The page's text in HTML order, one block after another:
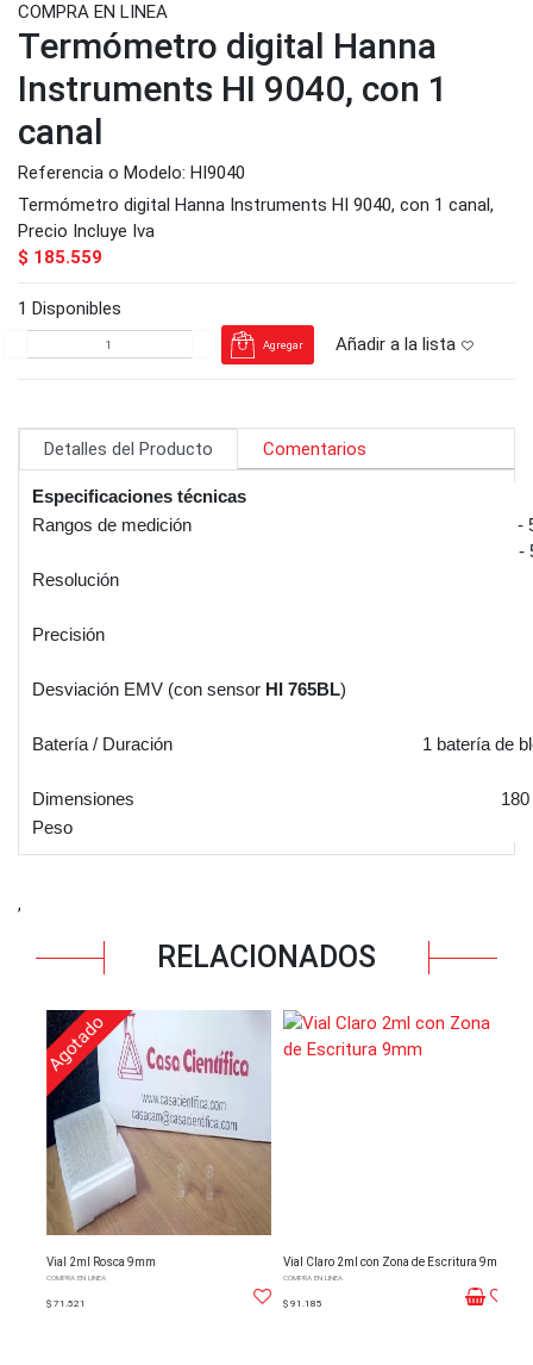
COMPRA EN LINEA
Termómetro digital Hanna
Instruments HI 9040, con 1
canal
Referencia o Modelo: HI9040
Termómetro digital Hanna Instruments HI 9040, con 1 canal,
Precio Incluye Iva
$ 185.559
1 Disponibles
Agregar Añadir a la lista
Detalles del Producto Comentarios
Especificaciones técnicas
Rangos de medición
-
-
Resolución
Precisión
Desviación EMV (con sensor HI 765BL)
Batería / Duración 1 batería de
Dimensiones
Peso
,
RELACIONADOS
Agotado
Vial 2ml Rosca 9mm
COMPRA EN LINEA
$ 71.521
Vial Claro 2ml con Zona de Escritura 9mm
COMPRA EN LINEA
$ 91.185